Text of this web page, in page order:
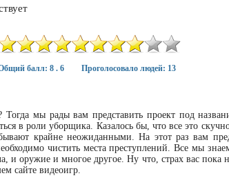
балл: 8 . 6 Проголосовало людей: 13
мы рады вам представить проект под
в роли уборщика. Казалось бы, что все это
крайне неожиданными. На этот раз вам
чистить места преступлений. Все мы
и оружие и многое другое. Ну что, страх вас пока
сайте видеоигр.